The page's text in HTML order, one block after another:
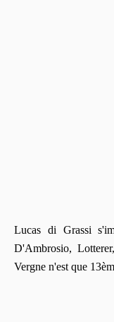
Lucas di Grassi
D'Ambrosio,
Vergne n'est que